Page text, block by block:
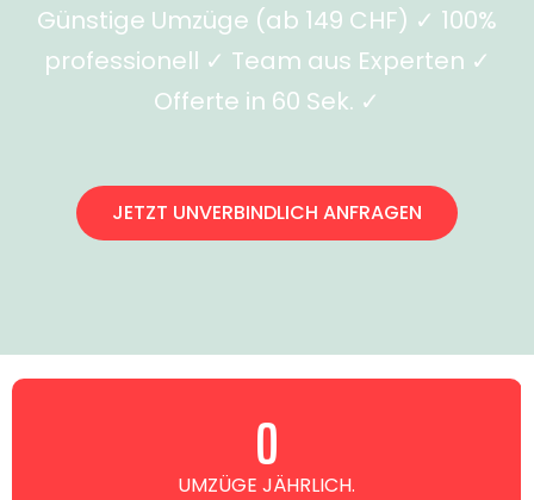
Günstige Umzüge (ab 149 CHF) ✓ 100%
professionell ✓ Team aus Experten ✓
Offerte in 60 Sek. ✓
JETZT UNVERBINDLICH ANFRAGEN
UMZÜGE JÄHRLICH.
0